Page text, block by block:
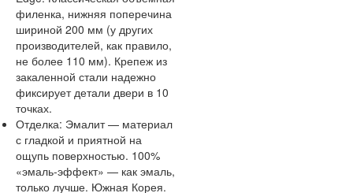
филенка, нижняя поперечина
шириной 200 мм (у других
производителей, как правило,
не более 110 мм). Крепеж из
закаленной стали надежно
фиксирует детали двери в 10
точках.
Отделка: Эмалит — материал
с гладкой и приятной на
ощупь поверхностью. 100%
«эмаль-эффект» — как эмаль,
только лучше. Южная Корея.